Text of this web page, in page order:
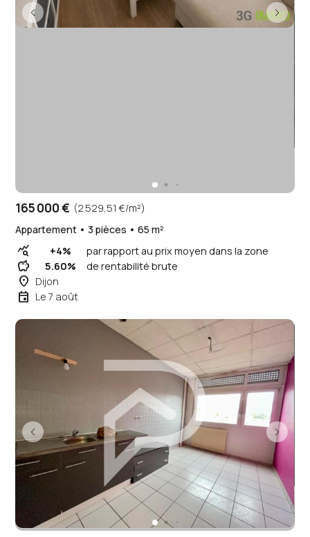
165 000 € (2 529,51 €/m²)
Appartement • 3 pièces • 65 m²
query_stats +4% par rapport au prix moyen dans la zone
savings 5.60% de rentabilité brute
place Dijon
event Le 7 août